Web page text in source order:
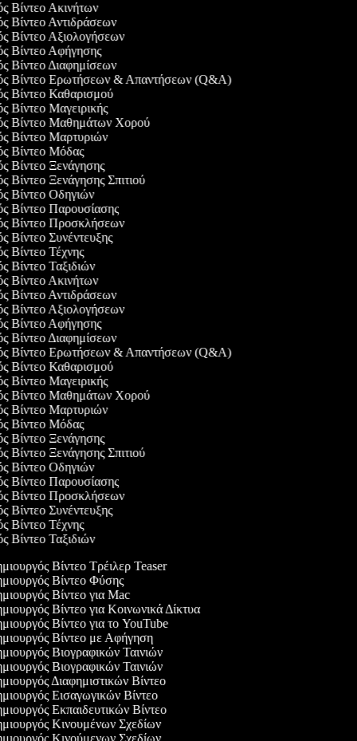
Βίντεο Ακινήτων
Βίντεο Αντιδράσεων
Βίντεο Αξιολογήσεων
Βίντεο Αφήγησης
Βίντεο Διαφημίσεων
Βίντεο Ερωτήσεων & Απαντήσεων (Q&A)
Βίντεο Καθαρισμού
Βίντεο Μαγειρικής
Βίντεο Μαθημάτων Χορού
Βίντεο Μαρτυριών
Βίντεο Μόδας
Βίντεο Ξενάγησης
Βίντεο Ξενάγησης Σπιτιού
Βίντεο Οδηγιών
Βίντεο Παρουσίασης
Βίντεο Προσκλήσεων
Βίντεο Συνέντευξης
Βίντεο Τέχνης
Βίντεο Ταξιδιών
Βίντεο Ακινήτων
Βίντεο Αντιδράσεων
Βίντεο Αξιολογήσεων
Βίντεο Αφήγησης
Βίντεο Διαφημίσεων
Βίντεο Ερωτήσεων & Απαντήσεων (Q&A)
Βίντεο Καθαρισμού
Βίντεο Μαγειρικής
Βίντεο Μαθημάτων Χορού
Βίντεο Μαρτυριών
Βίντεο Μόδας
Βίντεο Ξενάγησης
Βίντεο Ξενάγησης Σπιτιού
Βίντεο Οδηγιών
Βίντεο Παρουσίασης
Βίντεο Προσκλήσεων
Βίντεο Συνέντευξης
Βίντεο Τέχνης
Βίντεο Ταξιδιών
Βίντεο Τρέιλερ Teaser
Βίντεο Φύσης
Βίντεο για Mac
Βίντεο για Κοινωνικά Δίκτυα
Βίντεο για το YouTube
Βίντεο με Αφήγηση
Βιογραφικών Ταινιών
Βιογραφικών Ταινιών
Διαφημιστικών Βίντεο
Εισαγωγικών Βίντεο
Εκπαιδευτικών Βίντεο
Κινουμένων Σχεδίων